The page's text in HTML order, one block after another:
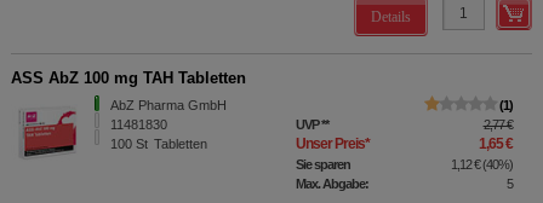
Details
ASS AbZ 100 mg TAH Tabletten
AbZ Pharma GmbH
11481830
100 St Tabletten
1
UVP** 2,77 €
Unser Preis* 1,65 €
Sie sparen 1,12 €(40%)
Max. Abgabe:
5